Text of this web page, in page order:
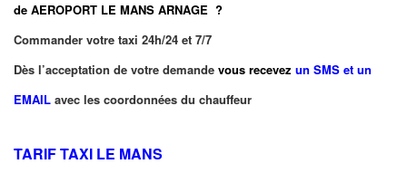
de AEROPORT LE MANS ARNAGE ?
Commander votre taxi 24h/24 et 7/7
Dès l’acceptation de votre demande vous recevez un SMS et un
EMAIL avec les coordonnées du chauffeur
TARIF TAXI LE MANS